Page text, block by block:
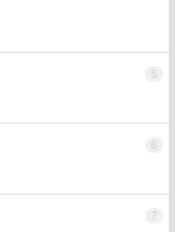
5
6
7